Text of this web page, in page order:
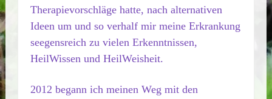
Therapievorschläge hatte, nach alternativen
Ideen um und so verhalf mir meine Erkrankung
seegensreich zu vielen Erkenntnissen,
HeilWissen und HeilWeisheit.
2012 begann ich meinen Weg mit den